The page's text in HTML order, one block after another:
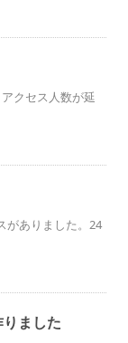
クセス人数が延
がありました。24
ました